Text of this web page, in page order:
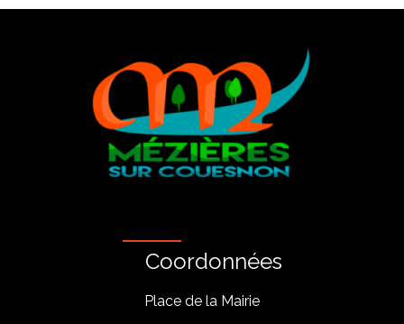
Coordonnées
Place de la Mairie